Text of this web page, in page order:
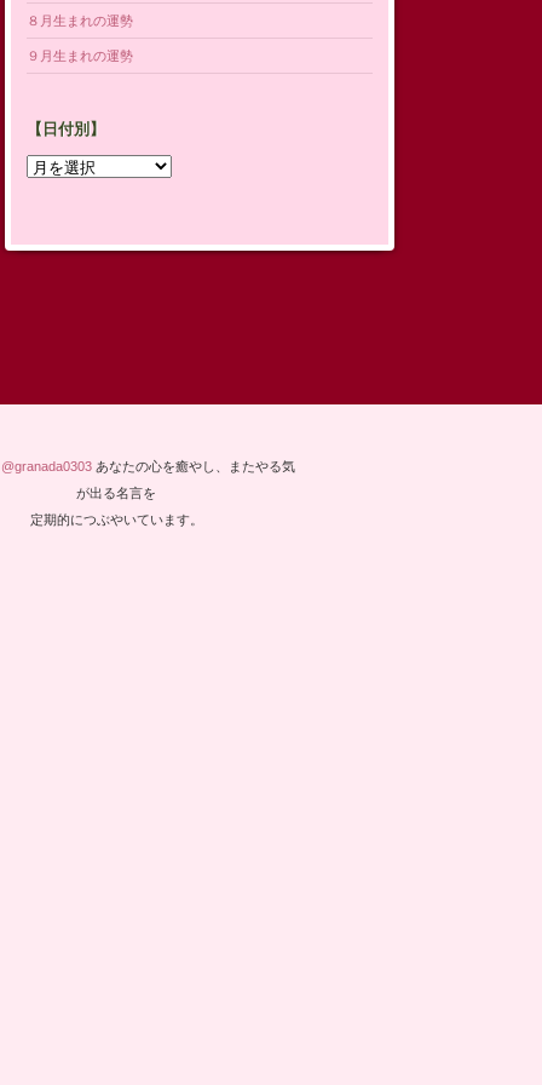
８月生まれの運勢
９月生まれの運勢
【日付別】
【日
あなたの心を癒やし、またやる気
が出る名言を
定期的につぶやいています。